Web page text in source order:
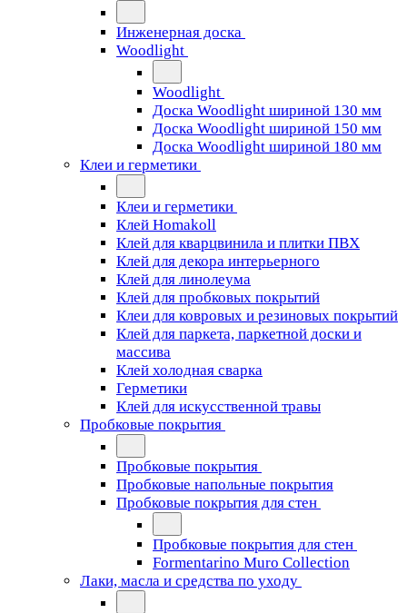
Инженерная доска
Woodlight
Woodlight
Доска Woodlight шириной 130 мм
Доска Woodlight шириной 150 мм
Доска Woodlight шириной 180 мм
Клеи и герметики
Клеи и герметики
Клей Homakoll
Клей для кварцвинила и плитки ПВХ
Клей для декора интерьерного
Клей для линолеума
Клей для пробковых покрытий
Клеи для ковровых и резиновых покрытий
Клей для паркета, паркетной доски и
массива
Клей холодная сварка
Герметики
Клей для искусственной травы
Пробковые покрытия
Пробковые покрытия
Пробковые напольные покрытия
Пробковые покрытия для стен
Пробковые покрытия для стен
Formentarino Muro Collection
Лаки, масла и средства по уходу